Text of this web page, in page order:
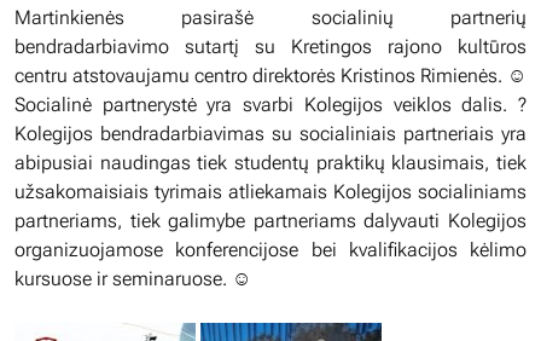
Martinkienės pasirašė socialinių partnerių
bendradarbiavimo sutartį su Kretingos rajono kultūros
centru atstovaujamu centro direktorės Kristinos Rimienės. ☺️
Socialinė partnerystė yra svarbi Kolegijos veiklos dalis. ?
Kolegijos bendradarbiavimas su socialiniais partneriais yra
abipusiai naudingas tiek studentų praktikų klausimais, tiek
užsakomaisiais tyrimais atliekamais Kolegijos socialiniams
partneriams, tiek galimybe partneriams dalyvauti Kolegijos
organizuojamose konferencijose bei kvalifikacijos kėlimo
kursuose ir seminaruose. ☺️